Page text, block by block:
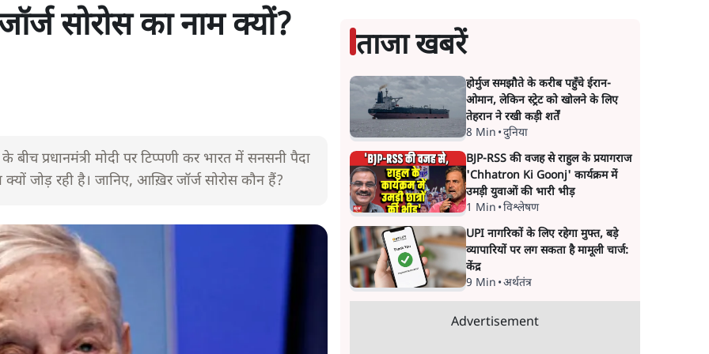
सोरोस का नाम क्यों?
बीच प्रधानमंत्री मोदी पर टिप्पणी कर भारत में सनसनी पैदा
जोड़ रही है। जानिए, आख़िर जॉर्ज सोरोस कौन हैं?
ताजा खबरें
होर्मुज समझौते के करीब पहुँचे ईरान-
ओमान, लेकिन स्ट्रेट को खोलने के लिए
तेहरान ने रखी कड़ी शर्तें
8 Min •दुनिया
BJP-RSS की वजह से राहुल के प्रयागराज
'Chhatron Ki Goonj' कार्यक्रम में
उमड़ी युवाओं की भारी भीड़
1 Min •विश्लेषण
UPI नागरिकों के लिए रहेगा मुफ्त, बड़े
व्यापारियों पर लग सकता है मामूली चार्ज:
केंद्र
9 Min •अर्थतंत्र
Advertisement